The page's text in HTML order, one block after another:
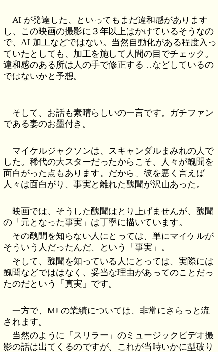
AI が発達した、といってもまだ違和感があります
し、この映画の撮影に３年以上はかけているそうなの
で、AI 加工などではない。当然自動化がある程度入っ
ていたとしても、加工を施して人間の目でチェック。
違和感のある所は人の手で修正する…などしているの
ではないかと予想。
そして、お話も素晴らしいの一言です。ガチファン
である妻のお墨付き。
マイケルジャクソンは、スキャンダルまみれの人で
した。稀代の大スターだったからこそ、人々が醜聞を
面白がった点もあります。だから、彼を悪く言えば
人々は面白がり、事実と離れた醜聞が沢山あった。
映画では、そうした醜聞はとり上げませんが、醜聞
の「元となった事実」は丁寧に描いています。
その醜聞を知らない人にとっては、単にマイケルが
そういう人だったんだ、という「事実」。
そして、醜聞を知っている人にとっては、実際には
醜聞などでははなく、妥当な理由があってのことだっ
たのだという「真実」です。
一方で、MJ の業績については、非常にさらっと流
されます。
当然のように「スリラー」のミュージックビデオ撮
影の話は出てくるのですが、これが当時いかに型破り